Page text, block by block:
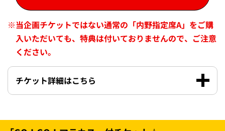
※当企画チケットではない通常の「内野指定席A」をご購
入いただいても、特典は付いておりませんので、ご注意
ください。
チケット詳細はこちら